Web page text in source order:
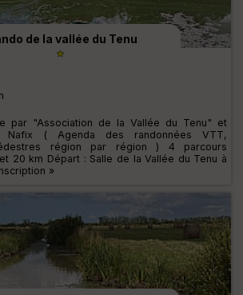
de la vallée du Tenu
par "Association de la Vallée du Tenu" et
( Agenda des randonnées VTT,
région par région ) 4 parcours
20 km Départ : Salle de la Vallée du Tenu à
»